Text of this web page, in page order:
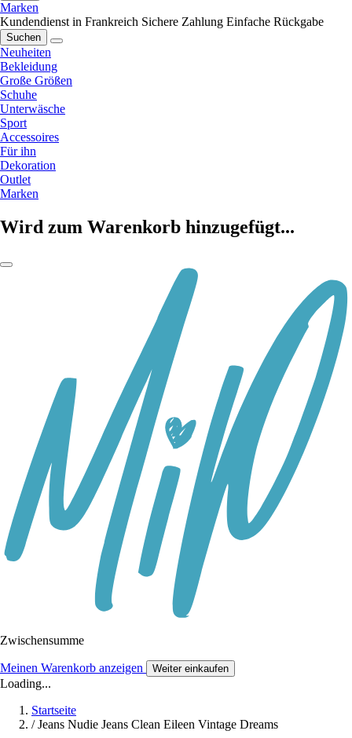
Marken
Kundendienst in Frankreich Sichere Zahlung Einfache Rückgabe
Suchen
Neuheiten
Bekleidung
Große Größen
Schuhe
Unterwäsche
Sport
Accessoires
Für ihn
Dekoration
Outlet
Marken
Wird zum Warenkorb hinzugefügt...
Zwischensumme
Meinen Warenkorb anzeigen Weiter einkaufen
Loading...
Startseite
/ Jeans Nudie Jeans Clean Eileen Vintage Dreams